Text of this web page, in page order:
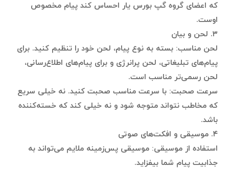
که اعضای گروه گپ بورس یار احساس کند پیام مخصوص
اوست.
۳. لحن و بیان
لحن مناسب: بسته به نوع پیام، لحن خود را تنظیم کنید. برای
پیام‌های تبلیغاتی، لحن پرانرژی و برای پیام‌های اطلاع‌رسانی،
لحن رسمی‌تر مناسب است.
سرعت صحبت: با سرعت مناسب صحبت کنید. نه خیلی سریع
که مخاطب نتواند متوجه شود و نه خیلی کند که خسته‌کننده
باشد.
۴. موسیقی و افکت‌های صوتی
استفاده از موسیقی: موسیقی پس‌زمینه ملایم می‌تواند به
جذابیت پیام شما بیفزاید.